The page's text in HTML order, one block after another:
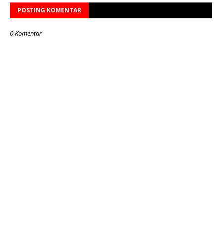
POSTING KOMENTAR
0 Komentar